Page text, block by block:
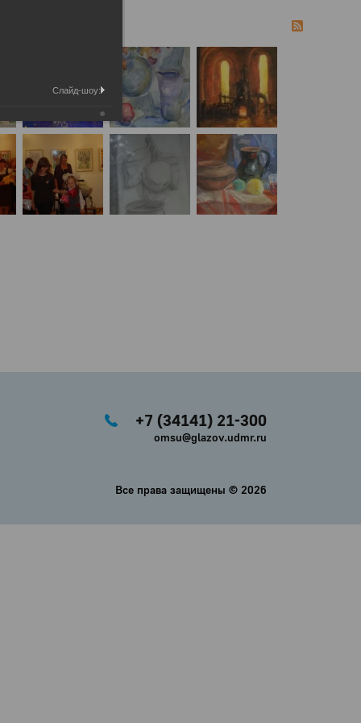
+7 (34141) 21-300
omsu@glazov.udmr.ru
Все права защищены © 2026
Слайд-шоу: